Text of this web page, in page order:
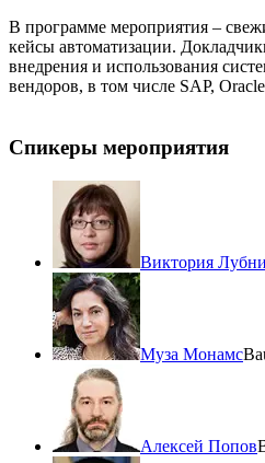
В программе мероприятия –
кейсы автоматизации.
внедрения и использования
вендоров, в том числе SAP,
Спикеры мероприятия
Виктория
Муза Монамс
Алексей Попов